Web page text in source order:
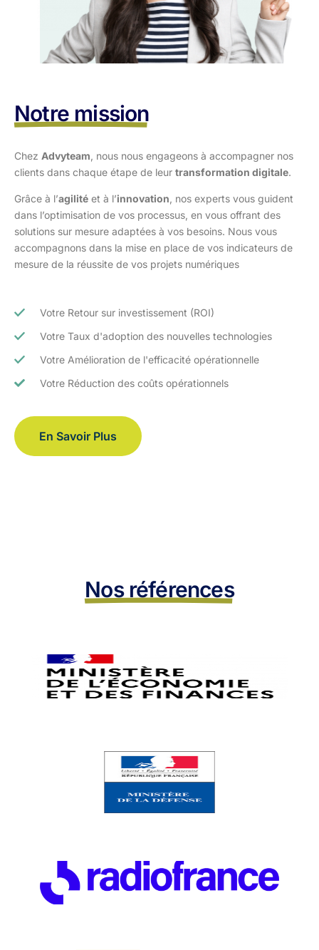
Notre mission
Chez Advyteam , nous nous engageons à accompagner nos
clients dans chaque étape de leur transformation digitale.
Grâce à l’agilité et à l’innovation , nos experts vous guident
dans l’optimisation de vos processus, en vous offrant des
solutions sur mesure adaptées à vos besoins. Nous vous
accompagnons dans la mise en place de vos indicateurs de
mesure de la réussite de vos projets numériques
Votre Retour sur investissement (ROI)
Votre Taux d'adoption des nouvelles technologies
Votre Amélioration de l'efficacité opérationnelle
Votre Réduction des coûts opérationnels
En Savoir Plus
Nos références